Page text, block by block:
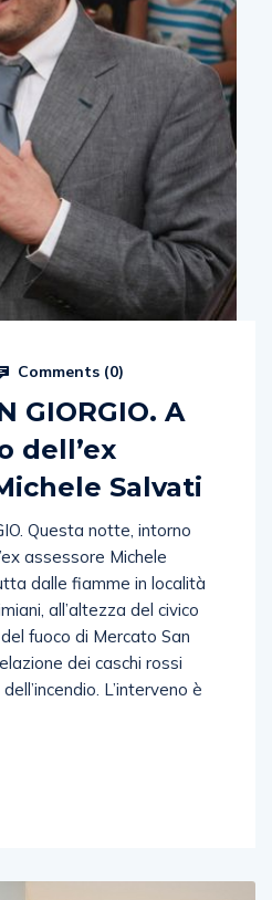
Comments (0)
GIORGIO. A
dell’ex
Salvati
Questa notte, intorno
assessore Michele
dalle fiamme in località
all’altezza del civico
fuoco di Mercato San
dei caschi rossi
L’interveno è